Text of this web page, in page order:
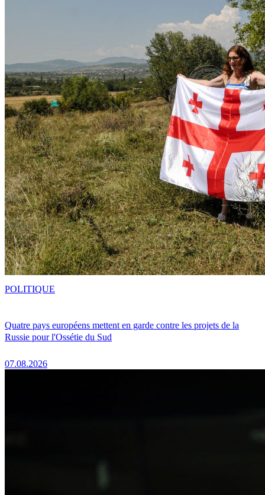
Quatre pays européens mettent en garde contre les projets de la
Russie pour l'Ossétie du Sud
07.08.2026
POLITIQUE